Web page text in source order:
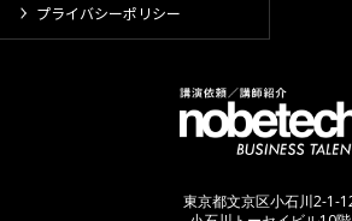
プライバシーポリシー
東京都文京区小石川2-1-